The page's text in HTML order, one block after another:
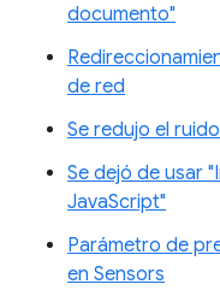
documento"
de red
Se redujo el
Se dejó de usar
JavaScript"
Parámetro de
en Sensors